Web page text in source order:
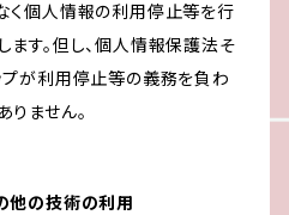
く個人情報の利用停止等を行
ます。但し、個人情報保護法そ
プが利用停止等の義務を負わ
りません。
他の技術の利用